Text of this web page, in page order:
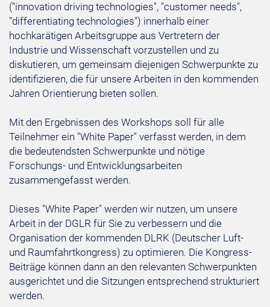
("innovation driving technologies", "customer needs",
"differentiating technologies") innerhalb einer
hochkarätigen Arbeitsgruppe aus Vertretern der
Industrie und Wissenschaft vorzustellen und zu
diskutieren, um gemeinsam diejenigen Schwerpunkte zu
identifizieren, die für unsere Arbeiten in den kommenden
Jahren Orientierung bieten sollen.
Mit den Ergebnissen des Workshops soll für alle
Teilnehmer ein "White Paper" verfasst werden, in dem
die bedeutendsten Schwerpunkte und nötige
Forschungs- und Entwicklungsarbeiten
zusammengefasst werden.
Dieses "White Paper" werden wir nutzen, um unsere
Arbeit in der DGLR für Sie zu verbessern und die
Organisation der kommenden DLRK (Deutscher Luft-
und Raumfahrtkongress) zu optimieren. Die Kongress-
Beiträge können dann an den relevanten Schwerpunkten
ausgerichtet und die Sitzungen entsprechend strukturiert
werden.